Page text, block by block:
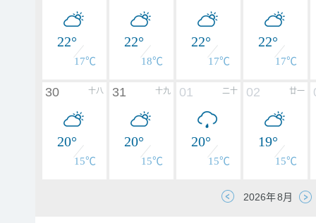
22°
17℃
22°
18℃
22°
17℃
22°
17℃
十八
30
20°
15℃
十九
31
20°
15℃
二十
01
20°
15℃
廿一
02
19°
15℃